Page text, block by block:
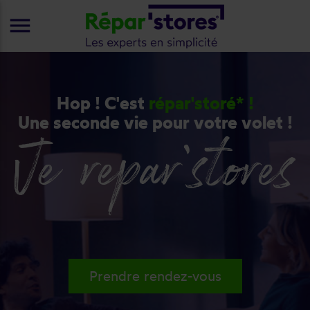
Hop ! C'est répar'storé* !
Une seconde vie pour votre volet !
Prendre rendez-vous
menu